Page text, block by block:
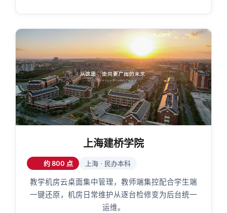
上海建桥学院
约 800 点 上海 · 民办本科
教学机房云桌面集中管理，教师端集控配合学生端
一键还原，机房日常维护从逐台检修变为后台统一
运维。